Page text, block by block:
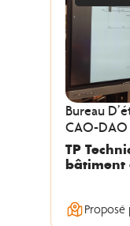
Bureau
CAO-
TP
bâtiment
Proposé